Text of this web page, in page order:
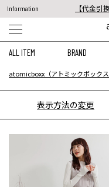
Information
【代金引
税込11,000
ALL ITEM BRAND
atomicboxx（アトミックボック
表示方法の変更